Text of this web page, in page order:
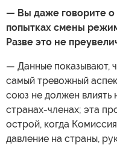
— Вы даже говорите о
попытках смены
Разве это не
— Данные показывают,
самый тревожный
союз не должен
странах-членах; эта
острой, когда
давление на страны,